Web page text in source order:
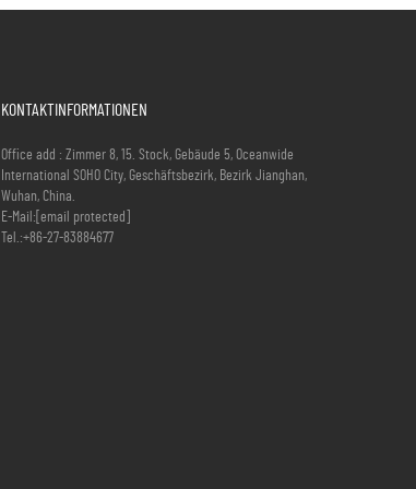
KONTAKTINFORMATIONEN
Office add : Zimmer 8, 15. Stock, Gebäude 5, Oceanwide
International SOHO City, Geschäftsbezirk, Bezirk Jianghan,
Wuhan, China.
E-Mail: [email protected]
Tel.:+86-27-83884677